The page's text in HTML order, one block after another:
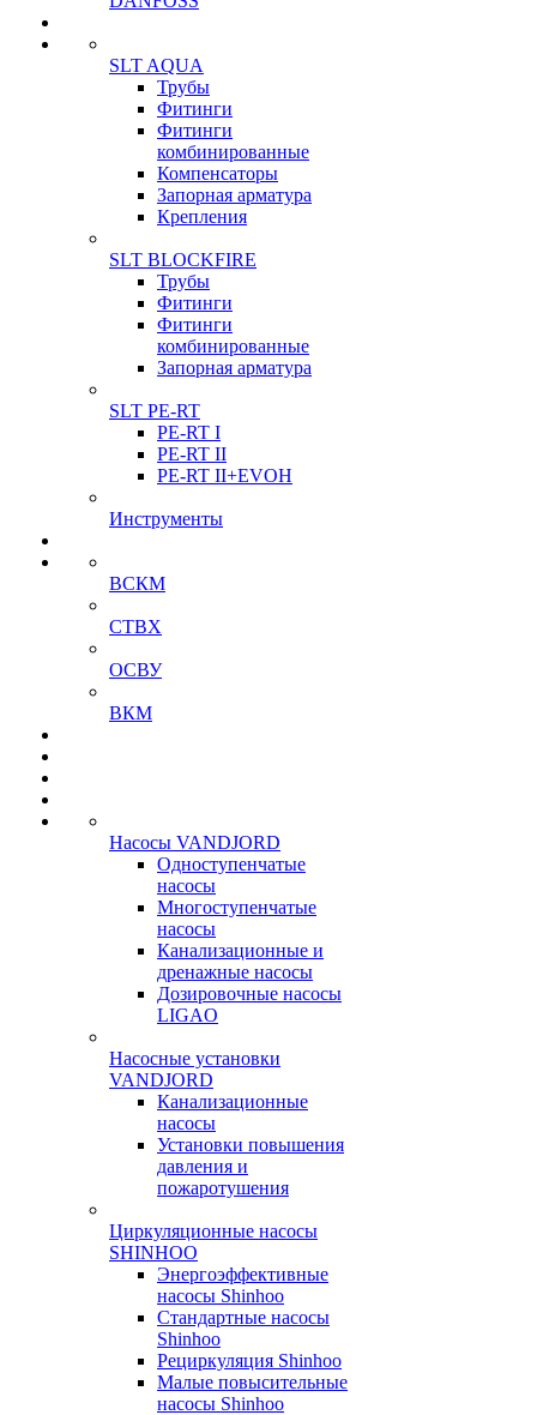
SLT AQUA
Трубы
Фитинги
Фитинги
комбинированные
Компенсаторы
Запорная арматура
Крепления
SLT BLOCKFIRE
Трубы
Фитинги
Фитинги
комбинированные
Запорная арматура
SLT PE-RT
PE-RT I
PE-RT II
PE-RT II+EVOH
Инструменты
ВСКМ
СТВХ
ОСВУ
ВКМ
Насосы VANDJORD
Одноступенчатые
насосы
Многоступенчатые
насосы
Канализационные и
дренажные насосы
Дозировочные насосы
LIGAO
Насосные установки
VANDJORD
Канализационные
насосы
Установки повышения
давления и
пожаротушения
Циркуляционные насосы
SHINHOO
Энергоэффективные
насосы Shinhoo
Стандартные насосы
Shinhoo
Рециркуляция Shinhoo
Малые повысительные
насосы Shinhoo